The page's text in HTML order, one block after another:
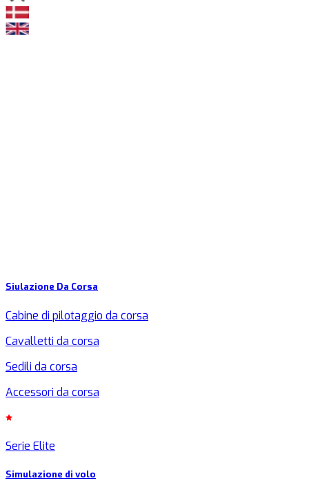
Siulazione Da Corsa
Cabine di pilotaggio da corsa
Cavalletti da corsa
Sedili da corsa
Accessori da corsa
Serie Elite
Simulazione di volo